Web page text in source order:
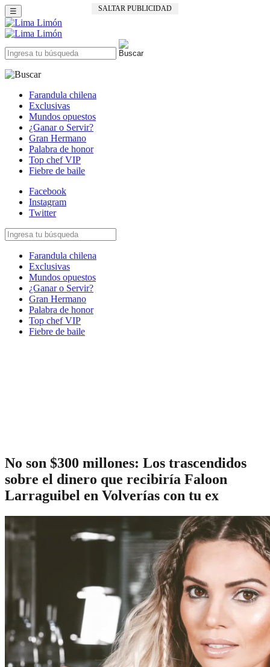
SALTAR PUBLICIDAD
☰
Farandula chilena
Exclusivas
Mundos opuestos
¿Ganar o Servir?
Gran Hermano
Palabra de honor
Top chef VIP
Fiebre de baile
Facebook
Instagram
Twitter
Farandula chilena
Exclusivas
Mundos opuestos
¿Ganar o Servir?
Gran Hermano
Palabra de honor
Top chef VIP
Fiebre de baile
No son $300 millones: Los trascendidos
sobre el dinero que recibiría Faloon
Larraguibel en Volverías con tu ex